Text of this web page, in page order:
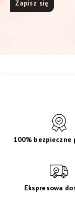
100% bezpieczne
Ekspresowa